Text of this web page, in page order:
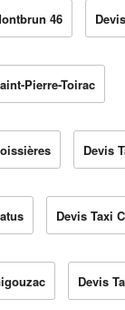
46
Pierre-Toirac
Devis
Devis Taxi
Devis